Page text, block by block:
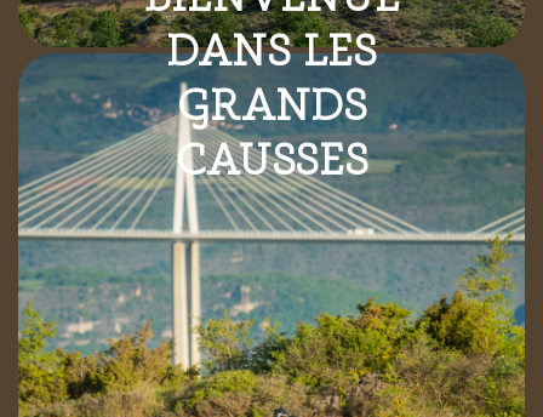
DANS LES
GRANDS
CAUSSES